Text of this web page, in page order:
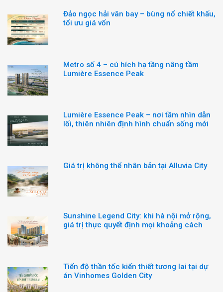
Đảo ngọc hải vân bay – bùng nổ chiết khấu,
tối ưu giá vốn
Metro số 4 – cú hích hạ tầng nâng tầm
Lumière Essence Peak
Lumière Essence Peak – nơi tầm nhìn dẫn
lối, thiên nhiên định hình chuẩn sống mới
Giá trị không thể nhân bản tại Alluvia City
Sunshine Legend City: khi hà nội mở rộng,
giá trị thực quyết định mọi khoảng cách
Tiến độ thần tốc kiến thiết tương lai tại dự
án Vinhomes Golden City